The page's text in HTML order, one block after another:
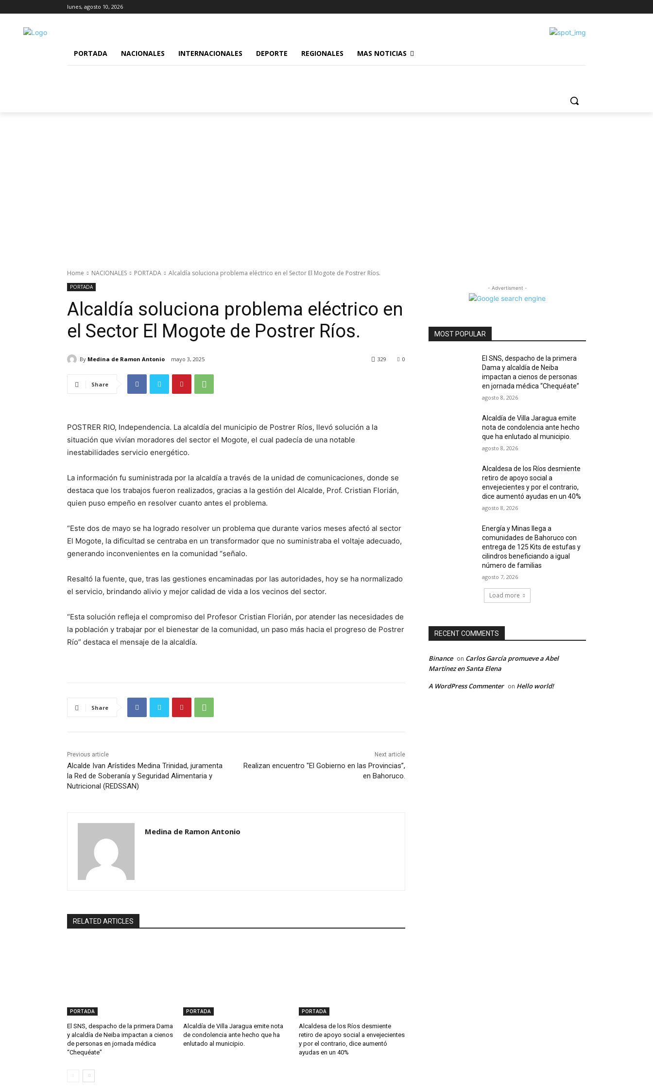
lunes, agosto 10, 2026
PORTADA NACIONALES INTERNACIONALES DEPORTE REGIONALES MAS NOTICIAS
Home NACIONALES PORTADA Alcaldía soluciona problema eléctrico en el Sector El Mogote de Postrer Ríos.
PORTADA
Alcaldía soluciona problema eléctrico en
el Sector El Mogote de Postrer Ríos.
By Medina de Ramon Antonio mayo 3, 2025 0
329
Share
POSTRER RIO, Independencia. La alcaldía del municipio de Postrer Ríos, llevó solución a la
situación que vivían moradores del sector el Mogote, el cual padecía de una notable
inestabilidades servicio energético.
La información fu suministrada por la alcaldía a través de la unidad de comunicaciones, donde se
destaca que los trabajos fueron realizados, gracias a la gestión del Alcalde, Prof. Cristian Florián,
quien puso empeño en resolver cuanto antes el problema.
“Este dos de mayo se ha logrado resolver un problema que durante varios meses afectó al sector
El Mogote, la dificultad se centraba en un transformador que no suministraba el voltaje adecuado,
generando inconvenientes en la comunidad “señalo.
Resaltó la fuente, que, tras las gestiones encaminadas por las autoridades, hoy se ha normalizado
el servicio, brindando alivio y mejor calidad de vida a los vecinos del sector.
“Esta solución refleja el compromiso del Profesor Cristian Florián, por atender las necesidades de
la población y trabajar por el bienestar de la comunidad, un paso más hacia el progreso de Postrer
Río” destaca el mensaje de la alcaldía.
Share
Previous article
Alcalde Ivan Arístides Medina Trinidad, juramenta
la Red de Soberanía y Seguridad Alimentaria y
Nutricional (REDSSAN)
Next article
Realizan encuentro "El Gobierno en las Provincias”,
en Bahoruco.
Medina de Ramon Antonio
RELATED ARTICLES
PORTADA
El SNS, despacho de la primera Dama
y alcaldía de Neiba impactan a cienos
de personas en jornada médica
“Chequéate”
PORTADA
Alcaldía de Villa Jaragua emite nota
de condolencia ante hecho que ha
enlutado al municipio.
PORTADA
Alcaldesa de los Ríos desmiente
retiro de apoyo social a envejecientes
y por el contrario, dice aumentó
ayudas en un 40%
- Advertisment -
MOST POPULAR
El SNS, despacho de la primera
Dama y alcaldía de Neiba
impactan a cienos de personas
en jornada médica “Chequéate”
agosto 8, 2026
Alcaldía de Villa Jaragua emite
nota de condolencia ante hecho
que ha enlutado al municipio.
agosto 8, 2026
Alcaldesa de los Ríos desmiente
retiro de apoyo social a
envejecientes y por el contrario,
dice aumentó ayudas en un 40%
agosto 8, 2026
Energía y Minas llega a
comunidades de Bahoruco con
entrega de 125 Kits de estufas y
cilindros beneficiando a igual
número de familias
agosto 7, 2026
Load more
RECENT COMMENTS
Binance on Carlos García promueve a Abel
Martínez en Santa Elena
A WordPress Commenter on Hello world!